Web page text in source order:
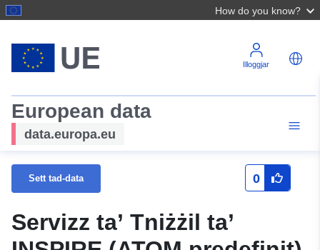
How do you know?
Illoggjar
European data
data.europa.eu
Sett tad-data 0
Servizz ta’ Tniżżil ta’